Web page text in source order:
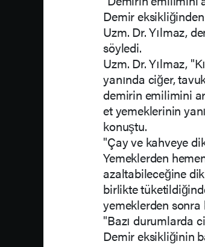
Demir
Uzm. Dr. Yılmaz,
söyledi.
Uzm. Dr. Yılmaz,
yanında ciğer,
demirin emilimini
et yemeklerinin
konuştu.
"Çay ve kahveye
Yemeklerden
azaltabileceğine
birlikte
yemeklerden
"Bazı durumlarda
Demir eksikliğinin